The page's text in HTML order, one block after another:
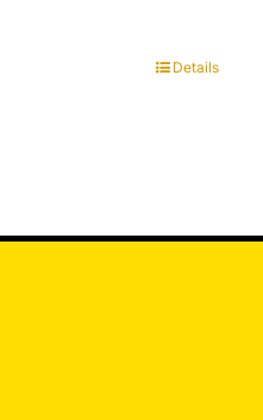
Details